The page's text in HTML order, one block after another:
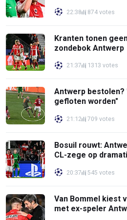
22:38 874 votes
Kranten tonen
zondebok Antwerp
21:37 1313 votes
Antwerp
gefloten worden"
21:12 709 votes
Bosuil rouwt:
CL-zege op
20:37 545 votes
Van Bommel kiest
met ex-speler